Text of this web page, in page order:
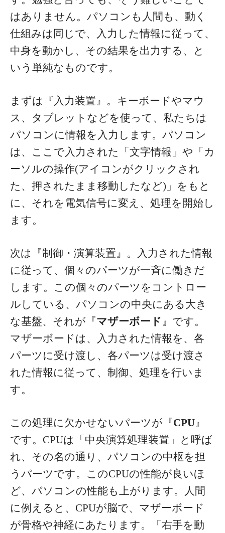
はありません。パソコンも人間も、動く
仕組みは同じで、入力した情報に従って、
中身を動かし、その結果を出力する、と
いう単純なものです。
まずは『入力装置』。キーボードやマウ
ス、タブレットなどを使って、私たちは
パソコンに情報を入力します。パソコン
は、ここで入力された「文字情報」や「カ
ーソルの操作(アイコンがクリックされ
た、押されたまま移動したなど)」をもと
に、それを電気信号に変え、処理を開始し
ます。
次は『制御・演算装置』。入力された情報
に従って、個々のパーツが一斉に働きだ
します。この個々のパーツをコントロー
ルしている、パソコンの中央にある大き
な基盤、それが『マザーボード』です。
マザーボードは、入力された情報を、各
パーツに受け渡し、各パーツは受け渡さ
れた情報に従って、制御、処理を行いま
す。
この処理に欠かせないパーツが『CPU』
です。CPUは「中央演算処理装置」と呼ば
れ、その名の通り、パソコンの中枢を担
うパーツです。このCPUの性能が良いほ
ど、パソコンの性能も上がります。人間
に例えると、CPUが脳で、マザーボード
が骨格や神経にあたります。「右手を動